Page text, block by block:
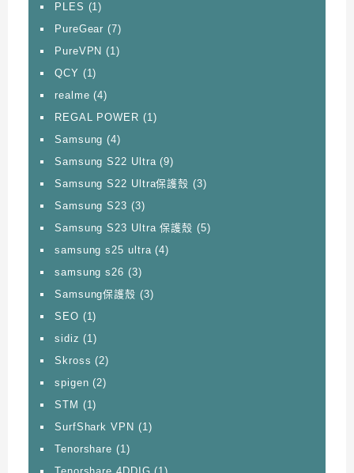
PLES (1)
PureGear (7)
PureVPN (1)
QCY (1)
realme (4)
REGAL POWER (1)
Samsung (4)
Samsung S22 Ultra(9)
Samsung S22 Ultra保護殼 (3)
Samsung S23 (3)
Samsung S23 Ultra 保護殼 (5)
samsung s25 ultra(4)
samsung s26 (3)
Samsung保護殼 (3)
SEO (1)
sidiz (1)
Skross (2)
spigen (2)
STM (1)
SurfShark VPN (1)
Tenorshare (1)